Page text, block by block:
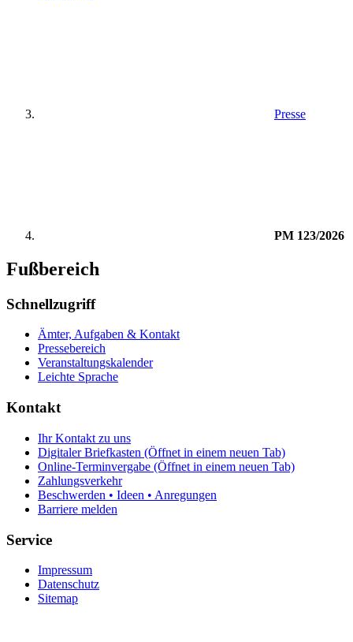
Presse
PM 123/2026
Fußbereich
Schnellzugriff
Ämter, Aufgaben & Kontakt
Pressebereich
Veranstaltungskalender
Leichte Sprache
Kontakt
Ihr Kontakt zu uns
Digitaler Briefkasten (Öffnet in einem neuen Tab)
Online-Terminvergabe (Öffnet in einem neuen Tab)
Zahlungsverkehr
Beschwerden • Ideen • Anregungen
Barriere melden
Service
Impressum
Datenschutz
Sitemap